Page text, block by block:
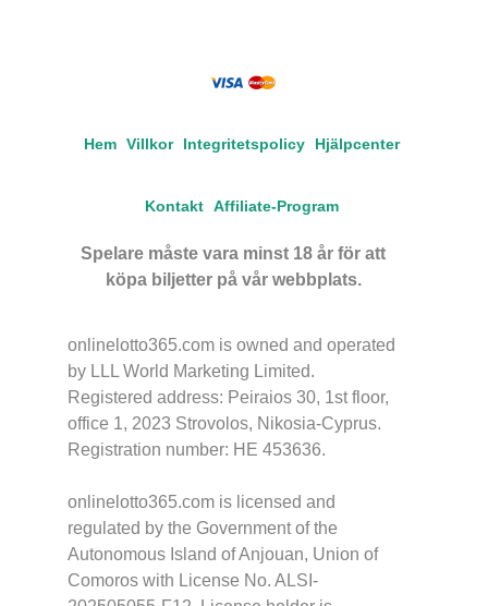
Hem Villkor Integritetspolicy Hjälpcenter
Kontakt Affiliate-Program
Spelare måste vara minst 18 år för att
köpa biljetter på vår webbplats.
onlinelotto365.com is owned and operated
by LLL World Marketing Limited.
Registered address: Peiraios 30, 1st floor,
office 1, 2023 Strovolos, Nikosia-Cyprus.
Registration number: HE 453636.
onlinelotto365.com is licensed and
regulated by the Government of the
Autonomous Island of Anjouan, Union of
Comoros with License No. ALSI-